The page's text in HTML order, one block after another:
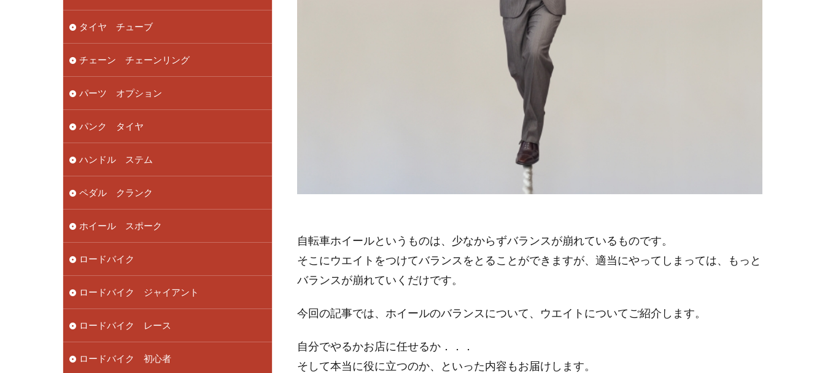
自転車ホイールというものは、少なからずバランスが崩れているものです。
そこにウエイトをつけてバランスをとることができますが、適当にやってしまっては、もっと
バランスが崩れていくだけです。
今回の記事では、ホイールのバランスについて、ウエイトについてご紹介します。
自分でやるかお店に任せるか．．．
そして本当に役に立つのか、といった内容もお届けします。
タイヤ チューブ
チェーン チェーンリング
パーツ オプション
パンク タイヤ
ハンドル ステム
ペダル クランク
ホイール スポーク
ロードバイク
ロードバイク ジャイアント
ロードバイク レース
ロードバイク 初心者